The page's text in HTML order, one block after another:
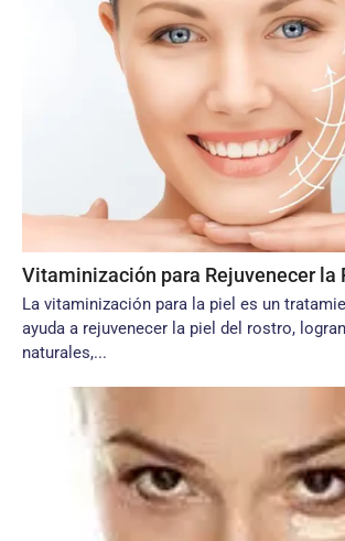
Vitaminización para Rejuvenecer la
La vitaminización para la piel es un
ayuda a rejuvenecer la piel del rostro,
naturales,...